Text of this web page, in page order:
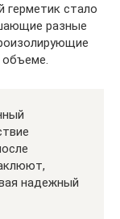
стало
разные
надежный